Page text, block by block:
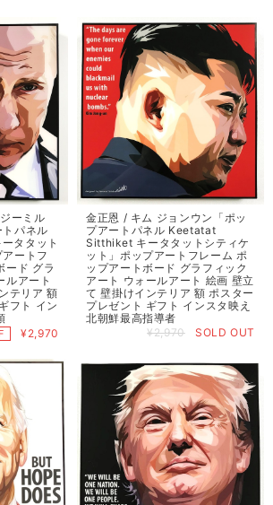
ーミル
パネル
タタット
ートフ
ード グラ
ルアート
テリア 額
フト イン
¥2,970
金正恩 / キム ジョンウン「ポッ
プアートパネル Keetatat
Sitthiket キータタットシティケ
ット」ポップアートフレーム ポ
ップアートボード グラフィック
アート ウォールアート 絵画 壁立
て 壁掛けインテリア 額 ポスター
プレゼント ギフト インスタ映え
北朝鮮最高指導者
¥2,970
SOLD OUT